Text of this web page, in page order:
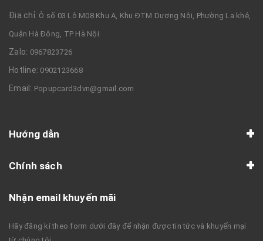
Địa chỉ: Ô số 03 Lô M08 Khu A, Khu ĐTM Dương Nội, Phường La khê,
Quận Hà Đông, TP Hà Nội
Zalo: 0967823726
Hotline: 0902123668
Email: Popupcard3dvn@gmail.com
Hướng dẫn
Chính sách
Nhận email khuyến mãi
Hãy đăng kí theo form dưới đây để nhận được tin tức và khuyến mại